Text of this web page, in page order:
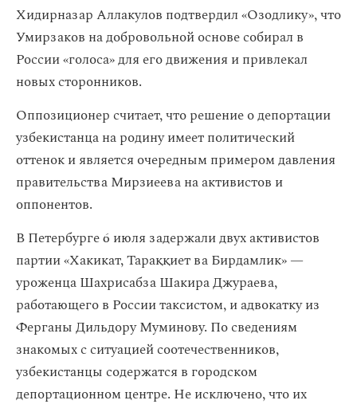
Хидирназар Аллакулов подтвердил «Озодлику», что
Умирзаков на добровольной основе собирал в
России «голоса» для его движения и привлекал
новых сторонников.
Оппозиционер считает, что решение о депортации
узбекистанца на родину имеет политический
оттенок и является очередным примером давления
правительства Мирзиеева на активистов и
оппонентов.
В Петербурге 6 июля задержали двух активистов
партии «Хакикат, Тараққиет ва Бирдамлик» —
уроженца Шахрисабза Шакира Джураева,
работающего в России таксистом, и адвокатку из
Ферганы Дильдору Муминову. По сведениям
знакомых с ситуацией соотечественников,
узбекистанцы содержатся в городском
депортационном центре. Не исключено, что их